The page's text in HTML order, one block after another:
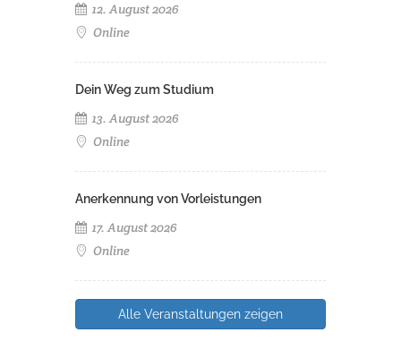
12. August 2026
Online
Dein Weg zum Studium
13. August 2026
Online
Anerkennung von Vorleistungen
17. August 2026
Online
Alle Veranstaltungen zeigen